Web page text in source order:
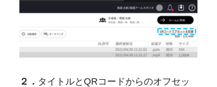
２． タイトルとQRコードからのオフセッ